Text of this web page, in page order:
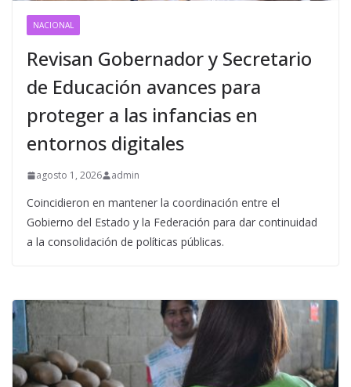
NACIONAL
Revisan Gobernador y Secretario
de Educación avances para
proteger a las infancias en
entornos digitales
agosto 1, 2026 admin
Coincidieron en mantener la coordinación entre el
Gobierno del Estado y la Federación para dar continuidad
a la consolidación de políticas públicas.